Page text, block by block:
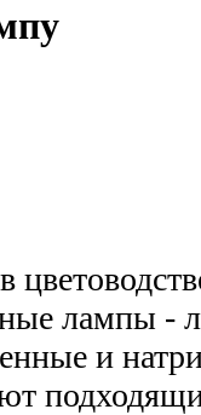
лампы -
и